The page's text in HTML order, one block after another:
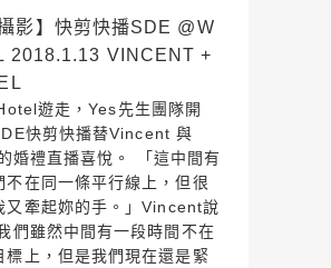
攝影】快剪快播SDE @W
2018.1.13 VINCENT +
遊走，Yes先生團隊開
快剪快播替Vincent 與
婚禮直播喜悅。 「這中間有
不在同一條平行線上，但很
又牽起妳的手。」Vincent說
們雖然中間有一段時間不在
標上，但是我們現在還是緊